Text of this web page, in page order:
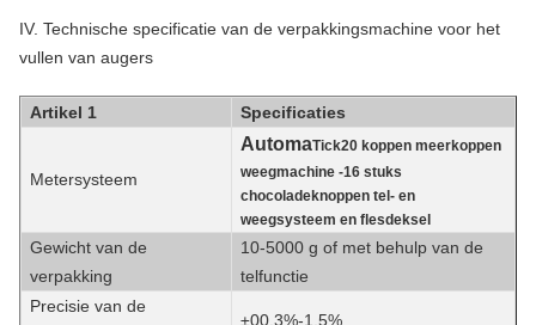
IV. Technische specificatie van de verpakkingsmachine voor het
vullen van augers
Artikel 1 Specificaties
Metersysteem
AutomaTick20 koppen meerkoppen
weegmachine -16 stuks
chocoladeknoppen tel- en
weegsysteem en flesdeksel
Gewicht van de
verpakking
10-5000 g of met behulp van de
telfunctie
Precisie van de
±00,3%-1,5%